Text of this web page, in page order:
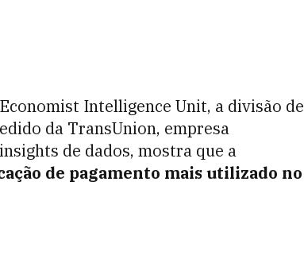
Intelligence Unit, a divisão de
da TransUnion, empresa
de dados, mostra que a
de pagamento mais utilizado no